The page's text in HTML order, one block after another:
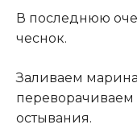
В последнюю
чеснок.
Заливаем
переворачиваем
остывания.